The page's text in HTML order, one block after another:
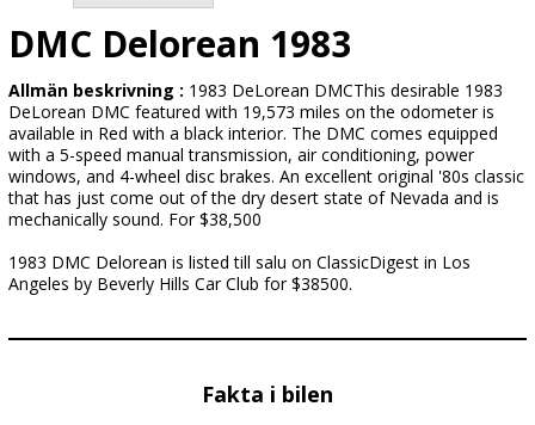
DMC Delorean 1983
Allmän beskrivning : 1983 DeLorean DMCThis desirable 1983
DeLorean DMC featured with 19,573 miles on the odometer is
available in Red with a black interior. The DMC comes equipped
with a 5-speed manual transmission, air conditioning, power
windows, and 4-wheel disc brakes. An excellent original '80s classic
that has just come out of the dry desert state of Nevada and is
mechanically sound. For $38,500
1983 DMC Delorean is listed till salu on ClassicDigest in Los
Angeles by Beverly Hills Car Club for $38500.
Fakta i bilen